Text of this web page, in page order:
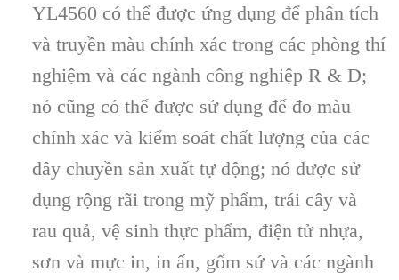
YL4560 có thể được ứng dụng để phân tích
và truyền màu chính xác trong các phòng thí
nghiệm và các ngành công nghiệp R & D;
nó cũng có thể được sử dụng để đo màu
chính xác và kiểm soát chất lượng của các
dây chuyền sản xuất tự động; nó được sử
dụng rộng rãi trong mỹ phẩm, trái cây và
rau quả, vệ sinh thực phẩm, điện tử nhựa,
sơn và mực in, in ấn, gốm sứ và các ngành